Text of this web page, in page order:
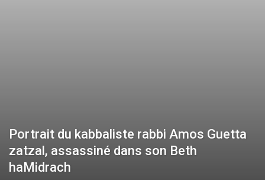
Portrait du kabbaliste rabbi Amos Guetta
zatzal, assassiné dans son Beth
haMidrach